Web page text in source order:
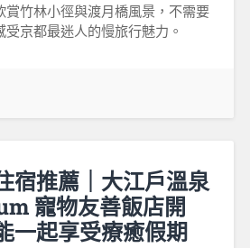
賞竹林小徑與渡月橋風景，不需要
京都最迷人的慢旅行魅力。
宿推薦｜大江戶溫泉
寵物友善飯店開
一起享受療癒假期